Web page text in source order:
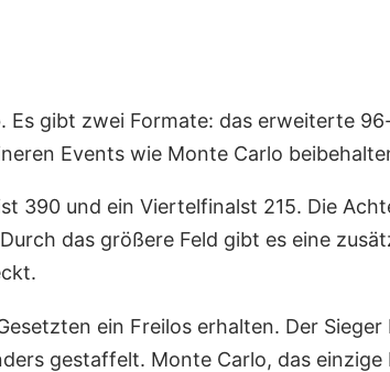
gibt zwei Formate: das erweiterte
Events wie Monte Carlo
390 und ein Viertelfinalst 215. Die
das größere Feld gibt es eine
ein Freilos erhalten. Der Sieger
gestaffelt. Monte Carlo, das